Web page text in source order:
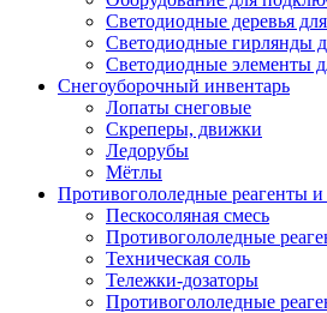
Светодиодные деревья
Светодиодные гирлянды
Светодиодные элементы
Снегоуборочный инвентарь
Лопаты снеговые
Скреперы, движки
Ледорубы
Мётлы
Противогололедные реагенты и
Пескосоляная смесь
Противогололедные
Техническая соль
Тележки-дозаторы
Противогололедные